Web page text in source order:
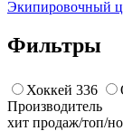
Экипировочный
Фильтры
Хоккей 336
Производитель
хит продаж/топ/